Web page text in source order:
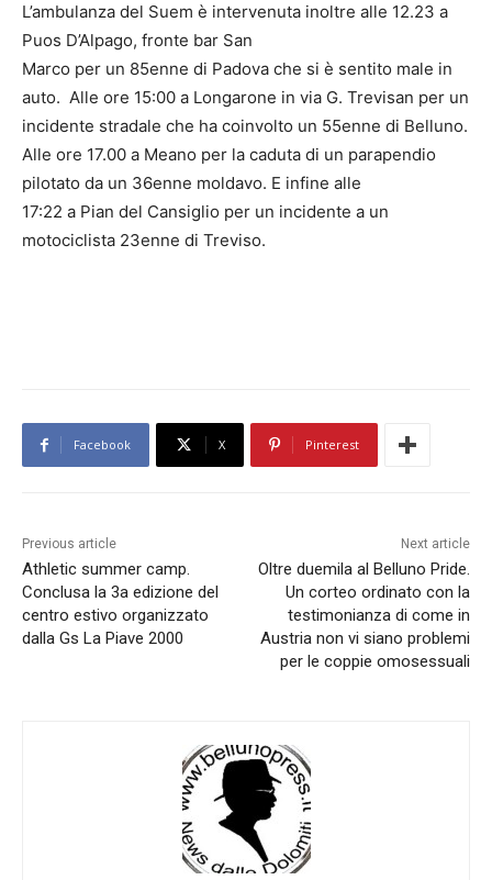
L’ambulanza del Suem è intervenuta inoltre alle 12.23 a
Puos D’Alpago, fronte bar San
Marco per un 85enne di Padova che si è sentito male in
auto. Alle ore 15:00 a Longarone in via G. Trevisan per un
incidente stradale che ha coinvolto un 55enne di Belluno.
Alle ore 17.00 a Meano per la caduta di un parapendio
pilotato da un 36enne moldavo. E infine alle
17:22 a Pian del Cansiglio per un incidente a un
motociclista 23enne di Treviso.
Facebook X Pinterest
Previous article
Athletic summer camp.
Conclusa la 3a edizione del
centro estivo organizzato
dalla Gs La Piave 2000
Next article
Oltre duemila al Belluno Pride.
Un corteo ordinato con la
testimonianza di come in
Austria non vi siano problemi
per le coppie omosessuali